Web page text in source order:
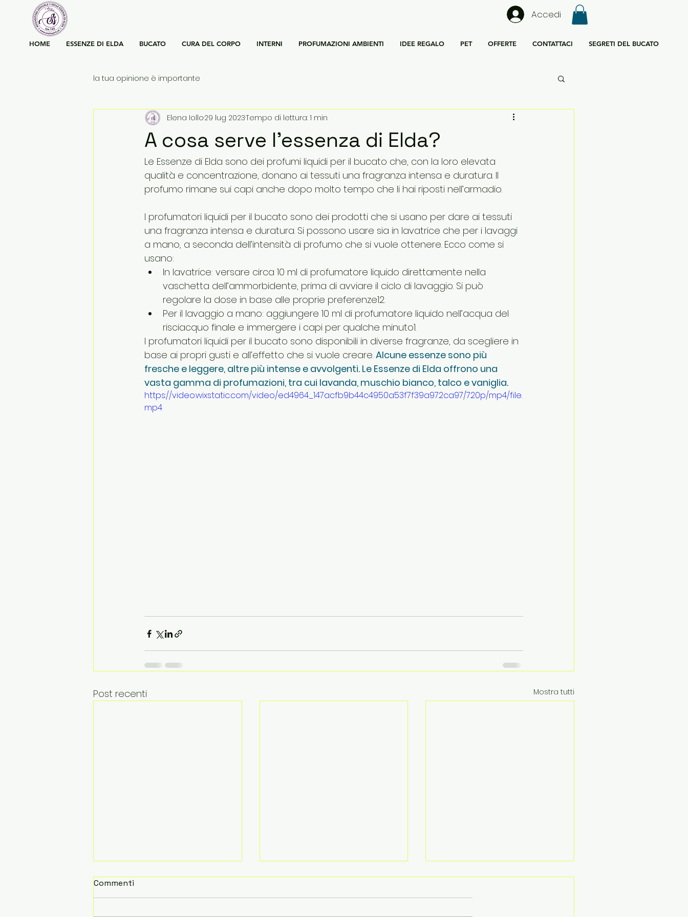
Accedi
HOME ESSENZE DI ELDA BUCATO CURA DEL CORPO INTERNI PROFUMAZIONI AMBIENTI IDEE REGALO PET OFFERTE CONTATTACI SEGRETI DEL BUCATO
la tua opinione è importante
A cosa serve l'essenza di Elda?
Elena Iollo29 lug 2023Tempo di lettura: 1 min
Le Essenze di Elda sono dei profumi liquidi per il bucato che, con la loro elevata
qualità e concentrazione, donano ai tessuti una fragranza intensa e duratura. Il
profumo rimane sui capi anche dopo molto tempo che li hai riposti nell’armadio.
I profumatori liquidi per il bucato sono dei prodotti che si usano per dare ai tessuti
una fragranza intensa e duratura. Si possono usare sia in lavatrice che per i lavaggi
a mano, a seconda dell’intensità di profumo che si vuole ottenere. Ecco come si
usano:
In lavatrice: versare circa 10 ml di profumatore liquido direttamente nella
vaschetta dell’ammorbidente, prima di avviare il ciclo di lavaggio. Si può
regolare la dose in base alle proprie preferenze12.
Per il lavaggio a mano: aggiungere 10 ml di profumatore liquido nell’acqua del
risciacquo finale e immergere i capi per qualche minuto1.
I profumatori liquidi per il bucato sono disponibili in diverse fragranze, da scegliere in
base ai propri gusti e all’effetto che si vuole creare. Alcune essenze sono più
fresche e leggere, altre più intense e avvolgenti. Le Essenze di Elda offrono una
vasta gamma di profumazioni, tra cui lavanda, muschio bianco, talco e vaniglia.
https://video.wixstatic.com/video/ed4964_147acfb9b44c4950a53f7f39a972ca97/720p/mp4/file.
mp4
Post recenti Mostra tutti
Commenti